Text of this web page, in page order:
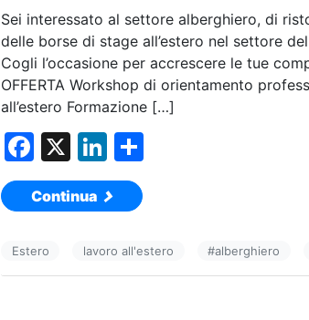
Sei interessato al settore alberghiero, di
delle borse di stage all’estero nel settore
Cogli l’occasione per accrescere le tue
OFFERTA Workshop di orientamento
all’estero Formazione […]
F
a
c
b
X
Li
n
k
dI vi
Continua
Estero lavoro all'estero #alberghiero